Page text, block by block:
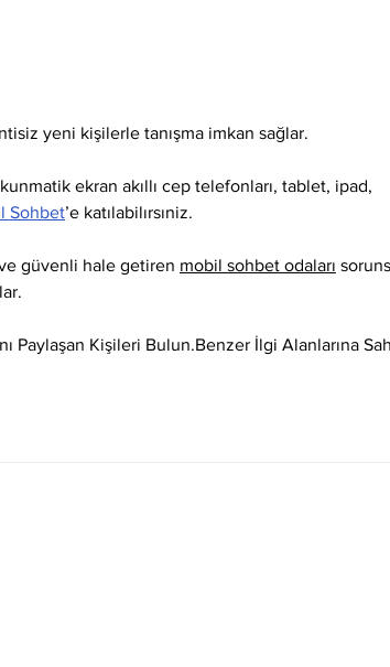
yeni kişilerle tanışma imkan sağlar.
ekran akıllı cep telefonları, tablet, ipad,
Sohbet’e katılabilırsıniz.
güvenli hale getiren mobil sohbet odaları
Paylaşan Kişileri Bulun.Benzer İlgi Alanlarına